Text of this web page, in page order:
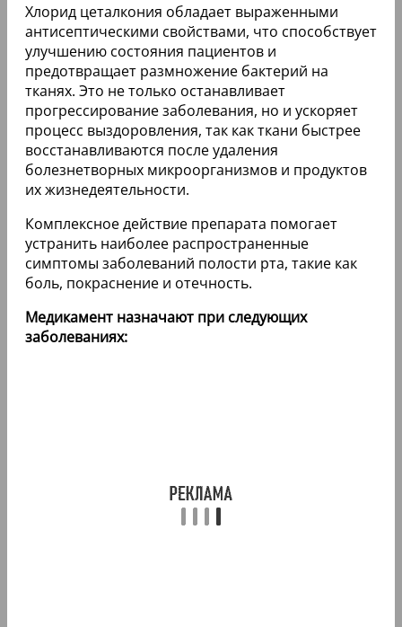
Хлорид цеталкония обладает выраженными
антисептическими свойствами, что способствует
улучшению состояния пациентов и
предотвращает размножение бактерий на
тканях. Это не только останавливает
прогрессирование заболевания, но и ускоряет
процесс выздоровления, так как ткани быстрее
восстанавливаются после удаления
болезнетворных микроорганизмов и продуктов
их жизнедеятельности.
Комплексное действие препарата помогает
устранить наиболее распространенные
симптомы заболеваний полости рта, такие как
боль, покраснение и отечность.
Медикамент назначают при следующих
заболеваниях: